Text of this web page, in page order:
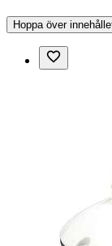
Hoppa över